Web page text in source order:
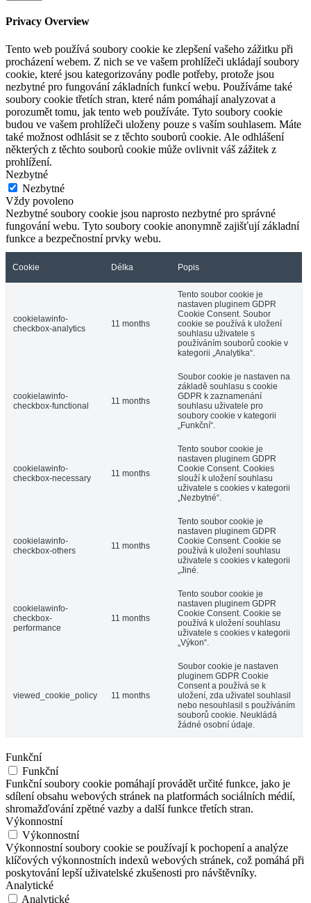
Privacy Overview
Tento web používá soubory cookie ke zlepšení vašeho zážitku při
procházení webem. Z nich se ve vašem prohlížeči ukládají soubory
cookie, které jsou kategorizovány podle potřeby, protože jsou
nezbytné pro fungování základních funkcí webu. Používáme také
soubory cookie třetích stran, které nám pomáhají analyzovat a
porozumět tomu, jak tento web používáte. Tyto soubory cookie
budou ve vašem prohlížeči uloženy pouze s vaším souhlasem. Máte
také možnost odhlásit se z těchto souborů cookie. Ale odhlášení
některých z těchto souborů cookie může ovlivnit váš zážitek z
prohlížení.
Nezbytné
Nezbytné
Vždy povoleno
Nezbytné soubory cookie jsou naprosto nezbytné pro správné
fungování webu. Tyto soubory cookie anonymně zajišťují základní
funkce a bezpečnostní prvky webu.
Cookie Délka Popis
cookielawinfo-
checkbox-analytics
11 months
Tento soubor cookie je
nastaven pluginem GDPR
Cookie Consent. Soubor
cookie se používá k uložení
souhlasu uživatele s
používáním souborů cookie v
kategorii „Analytika“.
cookielawinfo-
checkbox-functional
11 months
Soubor cookie je nastaven na
základě souhlasu s cookie
GDPR k zaznamenání
souhlasu uživatele pro
soubory cookie v kategorii
„Funkční“.
cookielawinfo-
checkbox-necessary
11 months
Tento soubor cookie je
nastaven pluginem GDPR
Cookie Consent. Cookies
slouží k uložení souhlasu
uživatele s cookies v kategorii
„Nezbytné“.
cookielawinfo-
checkbox-others
11 months
Tento soubor cookie je
nastaven pluginem GDPR
Cookie Consent. Cookie se
používá k uložení souhlasu
uživatele s cookies v kategorii
„Jiné.
cookielawinfo-
checkbox-
performance
11 months
Tento soubor cookie je
nastaven pluginem GDPR
Cookie Consent. Cookie se
používá k uložení souhlasu
uživatele s cookies v kategorii
„Výkon“.
viewed_cookie_policy 11 months
Soubor cookie je nastaven
pluginem GDPR Cookie
Consent a používá se k
uložení, zda uživatel souhlasil
nebo nesouhlasil s používáním
souborů cookie. Neukládá
žádné osobní údaje.
Funkční
Funkční
Funkční soubory cookie pomáhají provádět určité funkce, jako je
sdílení obsahu webových stránek na platformách sociálních médií,
shromažďování zpětné vazby a další funkce třetích stran.
Výkonnostní
Výkonnostní
Výkonnostní soubory cookie se používají k pochopení a analýze
klíčových výkonnostních indexů webových stránek, což pomáhá při
poskytování lepší uživatelské zkušenosti pro návštěvníky.
Analytické
Analytické